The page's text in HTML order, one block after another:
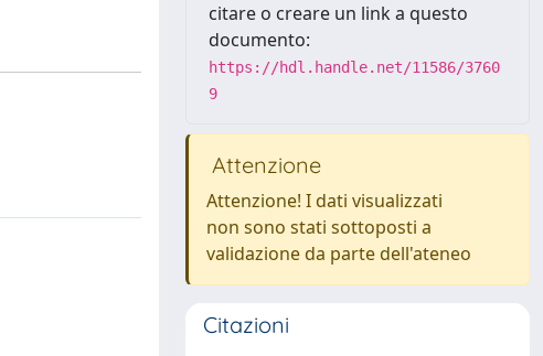
citare o creare un link a questo
documento:
https://hdl.handle.net/11586/3760
9
Attenzione
Attenzione! I dati visualizzati
non sono stati sottoposti a
validazione da parte dell'ateneo
Citazioni